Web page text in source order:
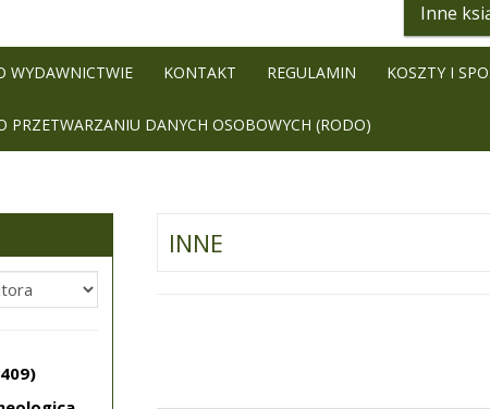
Inne
WYDAWNICTWIE KONTAKT REGULAMIN KOSZTY I
PRZETWARZANIU DANYCH OSOBOWYCH (RODO)
INNE